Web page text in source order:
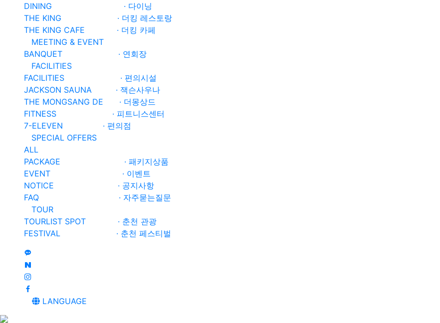
DINING · 다이닝
THE KING · 더킹 레스토랑
THE KING CAFE · 더킹 카페
MEETING & EVENT
BANQUET · 연회장
FACILITIES
FACILITIES · 편의시설
JACKSON SAUNA · 잭슨사우나
THE MONGSANG DE · 더몽상드
FITNESS · 피트니스센터
7-ELEVEN · 편의점
SPECIAL OFFERS
ALL
PACKAGE · 패키지상품
EVENT · 이벤트
NOTICE · 공지사항
FAQ · 자주묻는질문
TOUR
TOURLIST SPOT · 춘천 관광
FESTIVAL · 춘천 페스티벌
LANGUAGE